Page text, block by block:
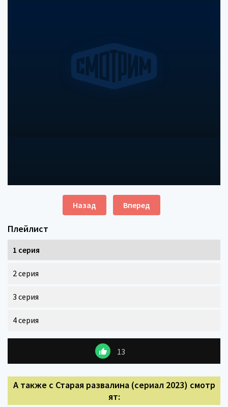
Назад Вперед
Плейлист
1 серия
2 серия
3 серия
4 серия
13
А также с Старая развалина (сериал 2023) смотр
ят: